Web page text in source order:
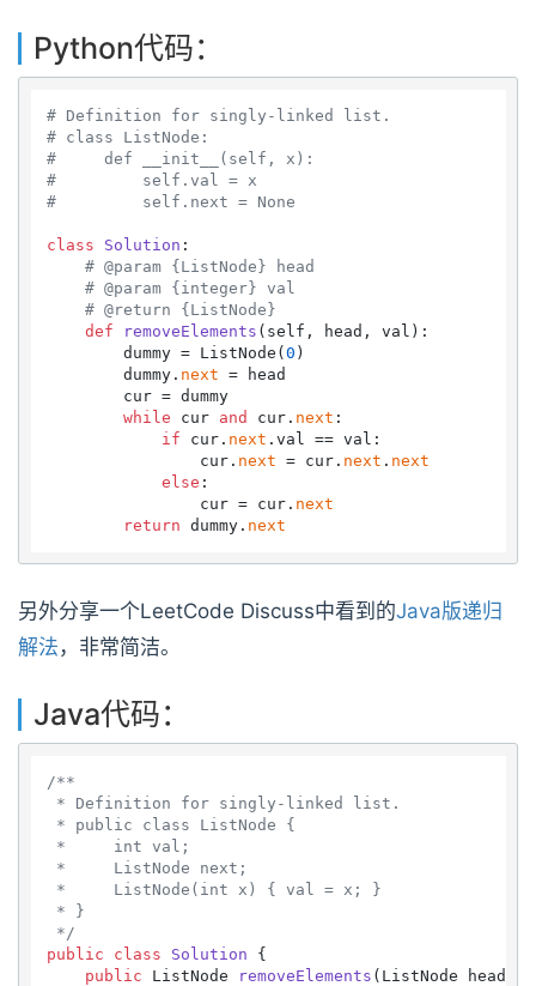
Python代码：
# Definition for singly-linked list.
# class ListNode:
#     def __init__(self, x):
#         self.val = x
#         self.next = None
class Solution :
# @param {ListNode} head
# @param {integer} val
# @return {ListNode}
def
removeElements ( self, head, val ):
        dummy = ListNode(
0 )
        dummy.
next = head
        cur = dummy
while cur and cur. next :
if cur. next .val == val:
                cur.
next = cur. next . next
else :
                cur = cur.
next
return dummy. next
另外分享一个LeetCode Discuss中看到的Java版递归
解法 ，非常简洁。
Java代码：
/**
* Definition for singly-linked list.
* public class ListNode {
*     int val;
*     ListNode next;
*     ListNode(int x) { val = x; }
* }
*/
public
class Solution {
public ListNode removeElements (ListNode head,